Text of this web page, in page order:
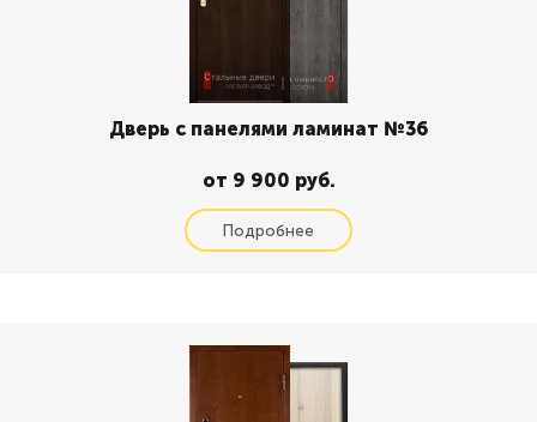
Дверь с панелями ламинат №36
от 9 900 руб.